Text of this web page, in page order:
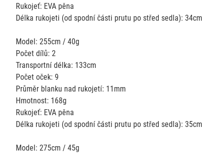
Rukojeť: EVA pěna
Délka rukojeti (od spodní části prutu po střed sedla): 34cm
Model: 255cm / 40g
Počet dílů: 2
Transportní délka: 133cm
Počet oček: 9
Průměr blanku nad rukojetí: 11mm
Hmotnost: 168g
Rukojeť: EVA pěna
Délka rukojeti (od spodní části prutu po střed sedla): 35cm
Model: 275cm / 45g